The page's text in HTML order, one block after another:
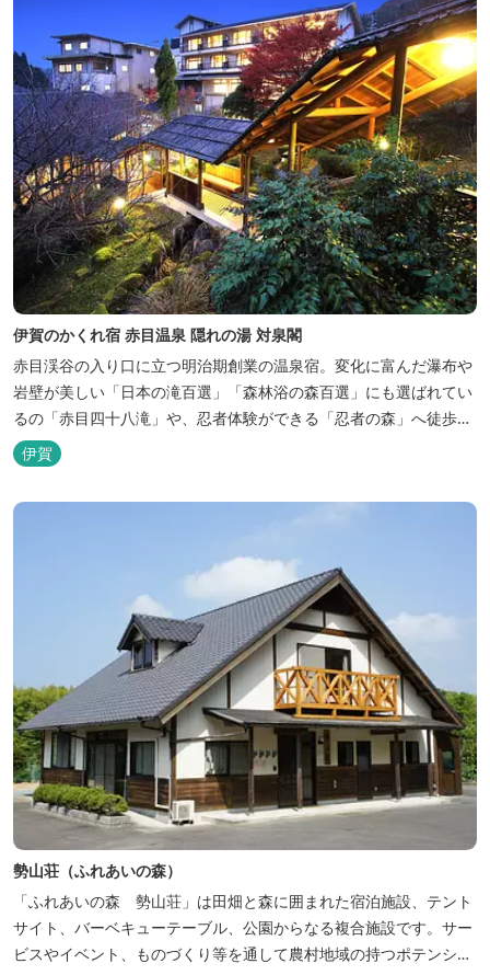
伊賀のかくれ宿 赤目温泉 隠れの湯 対泉閣
赤目渓谷の入り口に立つ明治期創業の温泉宿。変化に富んだ瀑布や
岩壁が美しい「日本の滝百選」「森林浴の森百選」にも選ばれてい
るの「赤目四十八滝」や、忍者体験ができる「忍者の森」へ徒歩５
分と観光にも好立地です。 地下１０００メートルから湧くアルカリ
性単純温泉はしっとり滑らかな肌触りで美肌効果も期待できます。
伊賀
勢山荘（ふれあいの森）
「ふれあいの森 勢山荘」は田畑と森に囲まれた宿泊施設、テント
サイト、バーベキューテーブル、公園からなる複合施設です。サー
ビスやイベント、ものづくり等を通して農村地域の持つポテンシャ